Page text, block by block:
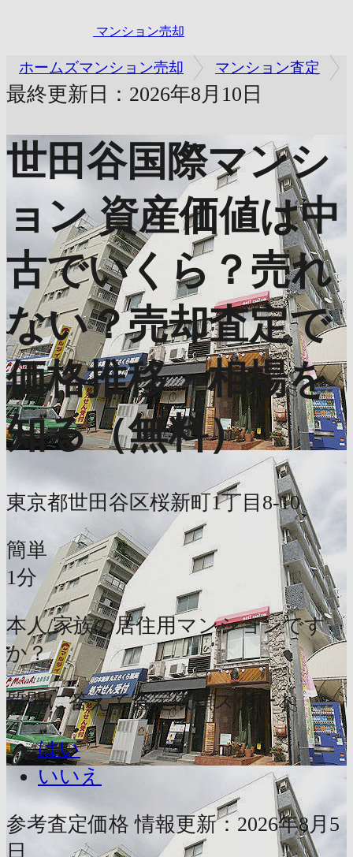
マンション売却
ホームズマンション売却 マンション査定
最終更新日：2026年8月10日
世田谷国際マンシ
ョン 資産価値は中
古でいくら？売れ
ない？売却査定で
価格推移・相場を
知る（無料）
東京都世田谷区桜新町1丁目8-10
簡単
1分
本人/家族の居住用マンションです
か？
質問に答えて査定依頼スタート
はい
いいえ
参考査定価格 情報更新：2026年8月5
日